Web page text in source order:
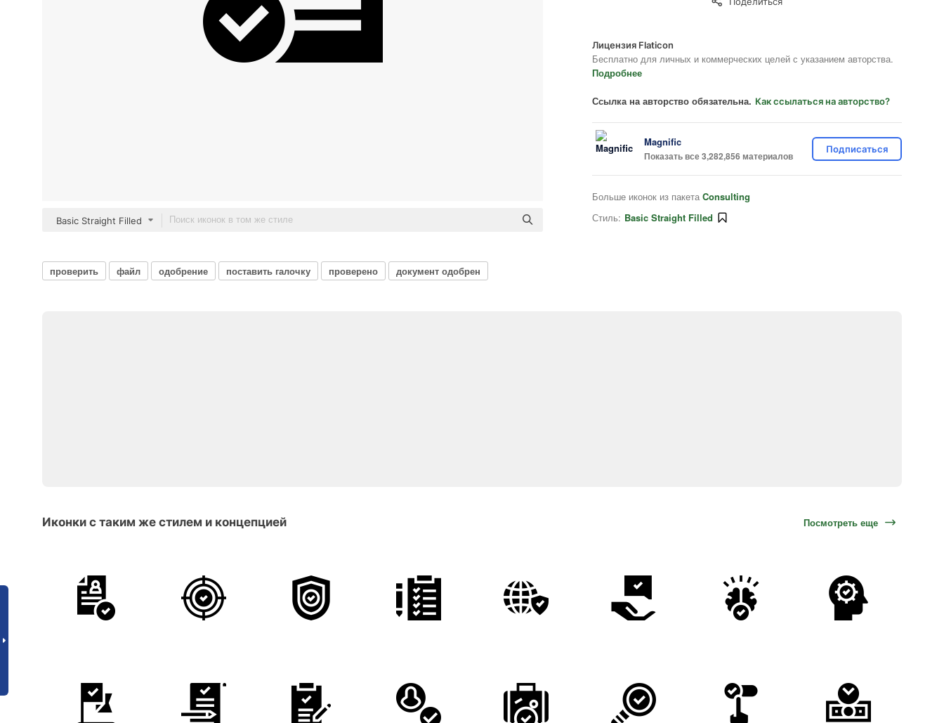
Basic Straight Filled
Лицензия Flaticon
Бесплатно для личных и коммерческих целей с указанием авторства.
Подробнее
Ссылка на авторство обязательна. Как ссылаться на авторство?
Magnific
Показать все 3,282,856 материалов
Подписаться
Больше иконок из пакета Consulting
Стиль: Basic Straight Filled
проверить файл одобрение поставить галочку проверено документ одобрен
Иконки с таким же стилем и концепцией Посмотреть еще